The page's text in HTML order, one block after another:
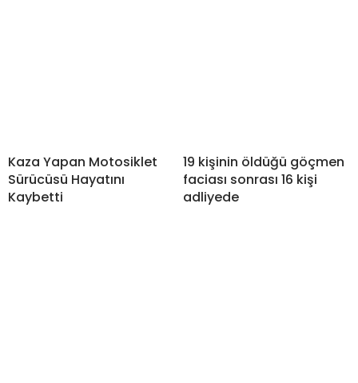
Kaza Yapan Motosiklet
Sürücüsü Hayatını
Kaybetti
19 kişinin öldüğü göçmen
faciası sonrası 16 kişi
adliyede